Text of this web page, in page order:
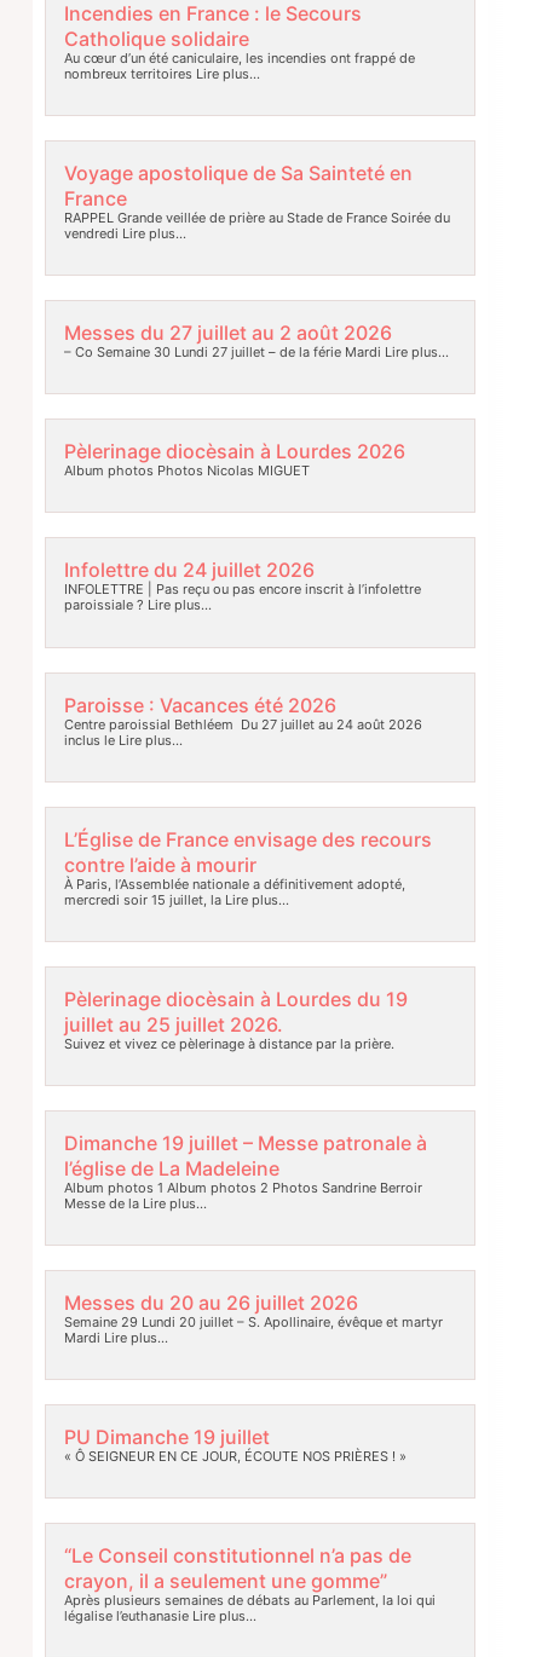
Incendies en France : le Secours
Catholique solidaire
Au cœur d’un été caniculaire, les incendies ont frappé de
nombreux territoires Lire plus…
Voyage apostolique de Sa Sainteté en
France
RAPPEL Grande veillée de prière au Stade de France Soirée du
vendredi Lire plus…
Messes du 27 juillet au 2 août 2026
– Co Semaine 30 Lundi 27 juillet – de la férie Mardi Lire plus…
Pèlerinage diocèsain à Lourdes 2026
Album photos Photos Nicolas MIGUET
Infolettre du 24 juillet 2026
INFOLETTRE | Pas reçu ou pas encore inscrit à l’infolettre
paroissiale ? Lire plus…
Paroisse : Vacances été 2026
Centre paroissial Bethléem Du 27 juillet au 24 août 2026
inclus leLire plus…
L’Église de France envisage des recours
contre l’aide à mourir
À Paris, l’Assemblée nationale a définitivement adopté,
mercredi soir 15 juillet, laLire plus…
Pèlerinage diocèsain à Lourdes du 19
juillet au 25 juillet 2026.
Suivez et vivez ce pèlerinage à distance par la prière.
Dimanche 19 juillet – Messe patronale à
l’église de La Madeleine
Album photos 1 Album photos 2 Photos Sandrine Berroir
Messe de laLire plus…
Messes du 20 au 26 juillet 2026
Semaine 29 Lundi 20 juillet – S. Apollinaire, évêque et martyr
Mardi Lire plus…
PU Dimanche 19 juillet
« Ô SEIGNEUR EN CE JOUR, ÉCOUTE NOS PRIÈRES ! »
“Le Conseil constitutionnel n’a pas de
crayon, il a seulement une gomme”
Après plusieurs semaines de débats au Parlement, la loi qui
légalise l’euthanasieLire plus…